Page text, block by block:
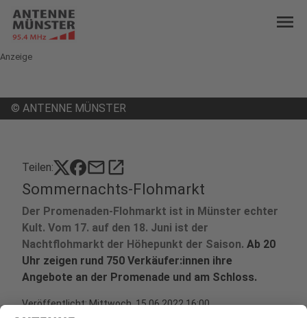
menu
Anzeige
© ANTENNE MÜNSTER
Teilen: mailopen_in_new
Sommernachts-Flohmarkt
Der Promenaden-Flohmarkt ist in Münster echter
Kult. Vom 17. auf den 18. Juni ist der
Nachtflohmarkt der Höhepunkt der Saison. Ab 20
Uhr zeigen rund 750 Verkäufer:innen ihre
Angebote an der Promenade und am Schloss.
Veröffentlicht:Mittwoch, 15.06.2022 16:00